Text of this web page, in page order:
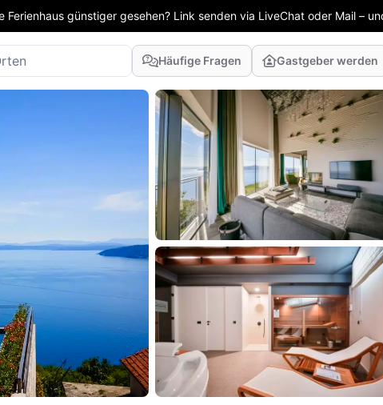
Ferienhaus günstiger gesehen? Link senden via LiveChat oder Mail –
Häufige Fragen Gastgeber werden